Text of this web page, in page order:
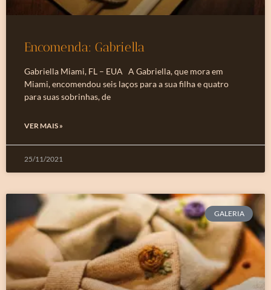
Encomenda: Gabriella
Gabriella Miami, FL – EUA A Gabriella, que mora em
Miami, encomendou seis laços para a sua filha e quatro
para suas sobrinhas, de
VER MAIS »
25/11/2021
GALERIA